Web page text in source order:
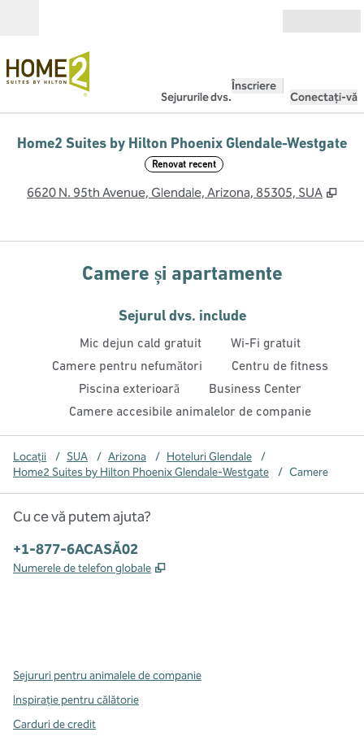
Sejururile dvs.
Înscriere
Conectați-vă
Home2 Suites by Hilton Phoenix Glendale-Westgate
Renovat recent
6620 N. 95th Avenue, Glendale, Arizona, 85305, SUA ,
Camere și apartamente
Sejurul dvs. include
Mic dejun cald gratuit
Wi-Fi gratuit
Camere pentru nefumători
Centru de fitness
Piscina exterioară
Business Center
Camere accesibile animalelor de companie
Locații / SUA / Arizona / Hoteluri Glendale
/
Home2 Suites by Hilton Phoenix Glendale-Westgate
/ Camere
Cu ce vă putem ajuta?
Telefon:
+1-877-6ACASĂ02
Numerele de telefon globale ,
Sejururi pentru animalele de companie
Inspirație pentru călătorie
Carduri de credit